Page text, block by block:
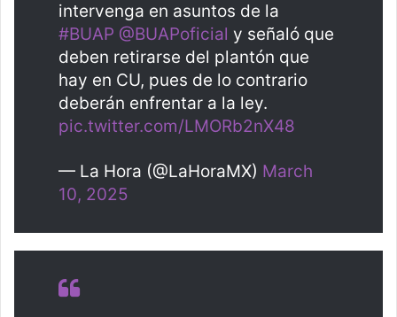
intervenga en asuntos de la
#BUAP @BUAPoficial y señaló que
deben retirarse del plantón que
hay en CU, pues de lo contrario
deberán enfrentar a la ley.
pic.twitter.com/LMORb2nX48
— La Hora (@LaHoraMX) March
10, 2025